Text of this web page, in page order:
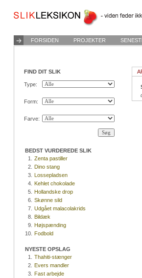
FORSIDEN PROJEKTER
FIND DIT SLIK
Type:
Form:
Farve:
BEDST VURDEREDE SLIK
1.
Zenta pastiller
2. Dino stang
3. Lossepladsen
4. Kehlet chokolade
5. Hollandske drop
6. Skønne sild
7. Udgået malacolakrids
8. Bildæk
9. Højspænding
10. Fodbold
NYESTE OPSLAG
1.
Thahiti-stænger
2. Evers mandler
3. Fast arbejde